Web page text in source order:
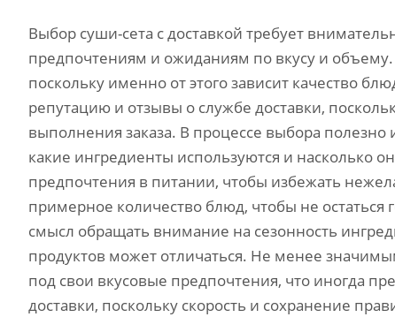
Выбор суши-сета с доставкой требует
предпочтениям и ожиданиям по вкусу и
поскольку именно от этого зависит качество
репутацию и отзывы о службе доставки,
выполнения заказа. В процессе выбора полезно
какие ингредиенты используются и насколько
предпочтения в питании, чтобы избежать
примерное количество блюд, чтобы не
смысл обращать внимание на сезонность
продуктов может отличаться. Не менее
под свои вкусовые предпочтения, что иногда
доставки, поскольку скорость и сохранение